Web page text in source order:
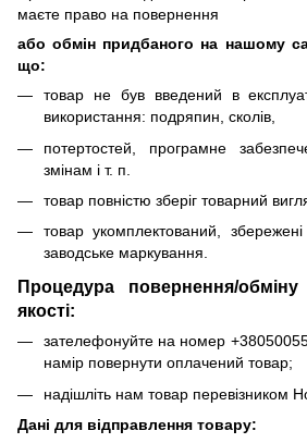
маєте право на повернення
або обмін придбаного на нашому
що:
товар не був введений в
використання: подряпин, сколів,
потертостей, програмне
змінам і т. п.
товар повністю зберіг товарний
товар укомплектований,
заводське маркування.
Процедура повернення/
якості:
зателефонуйте на номер
намір повернути оплачений товар;
надішліть нам товар перевізником
Дані для відправлення товару: